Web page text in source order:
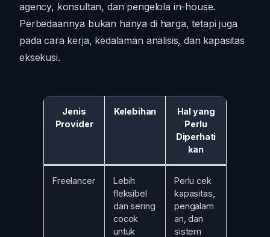
agency, konsultan, dan pengelola in-house.
Perbedaannya bukan hanya di harga, tetapi juga
pada cara kerja, kedalaman analisis, dan kapasitas
eksekusi.
Jenis
Provider
Kelebihan
Hal yang
Perlu
Diperhati
kan
Freelancer
Lebih
fleksibel
dan sering
cocok
untuk
Perlu cek
kapasitas,
pengalam
an, dan
sistem